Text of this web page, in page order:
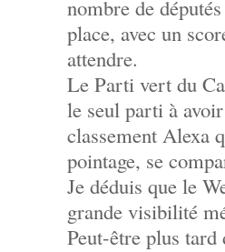
nombre de
place, avec un
attendre.
Le Parti vert du
le seul parti à
classement Alexa
pointage, se
Je déduis que le
grande visibilité
Peut-être plus tard